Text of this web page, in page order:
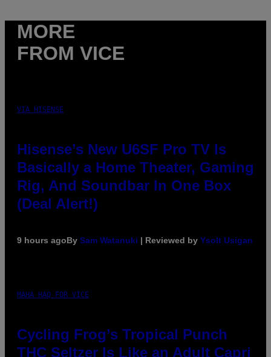
MORE
FROM VICE
VIA HISENSE
Hisense’s New U6SF Pro TV Is
Basically a Home Theater, Gaming
Rig, And Soundbar In One Box
(Deal Alert!)
9 hours agoBy Sam Watanuki | Reviewed by Ysolt Usigan
MAHA HAQ FOR VICE
Cycling Frog’s Tropical Punch
THC Seltzer Is Like an Adult Capri